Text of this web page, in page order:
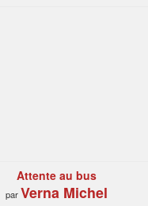
Attente au bus
par Verna Michel